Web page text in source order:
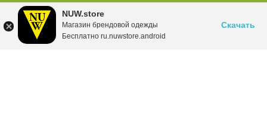
NUW.store
Магазин брендовой одежды
Бесплатно ru.nuwstore.android
Скачать